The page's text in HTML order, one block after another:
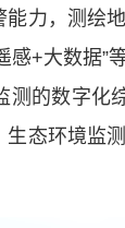
力，测绘
感+大数据”
的数字化
态环境监